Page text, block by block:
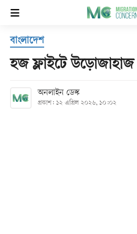
হোম
বাংলাদেশ
হজ ফ্লাইটে উড়োজাহাজ
অনলাইন ডেস্ক
প্রকাশ: ১২ এপ্রিল ২০২৬, ১০:০২